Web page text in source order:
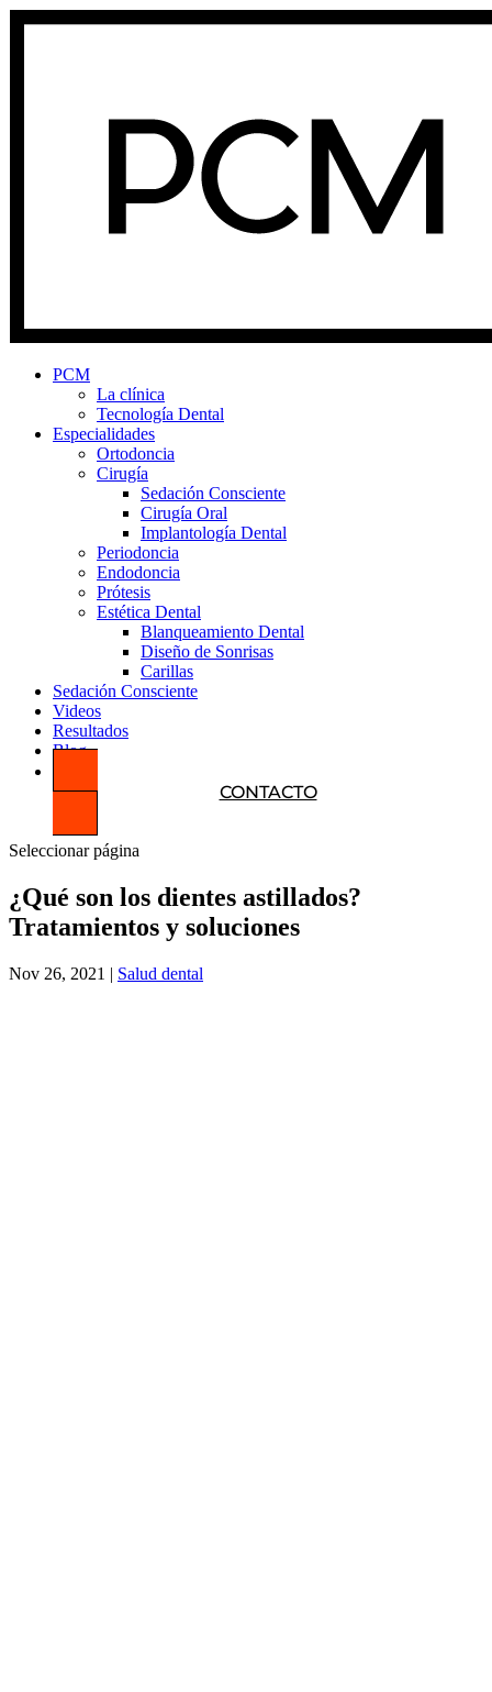
PCM
La clínica
Tecnología Dental
Especialidades
Ortodoncia
Cirugía
Sedación Consciente
Cirugía Oral
Implantología Dental
Periodoncia
Endodoncia
Prótesis
Estética Dental
Blanqueamiento Dental
Diseño de Sonrisas
Carillas
Sedación Consciente
Videos
Resultados
Blog
CONTACTO
Seleccionar página
¿Qué son los dientes astillados?
Tratamientos y soluciones
Nov 26, 2021 | Salud dental